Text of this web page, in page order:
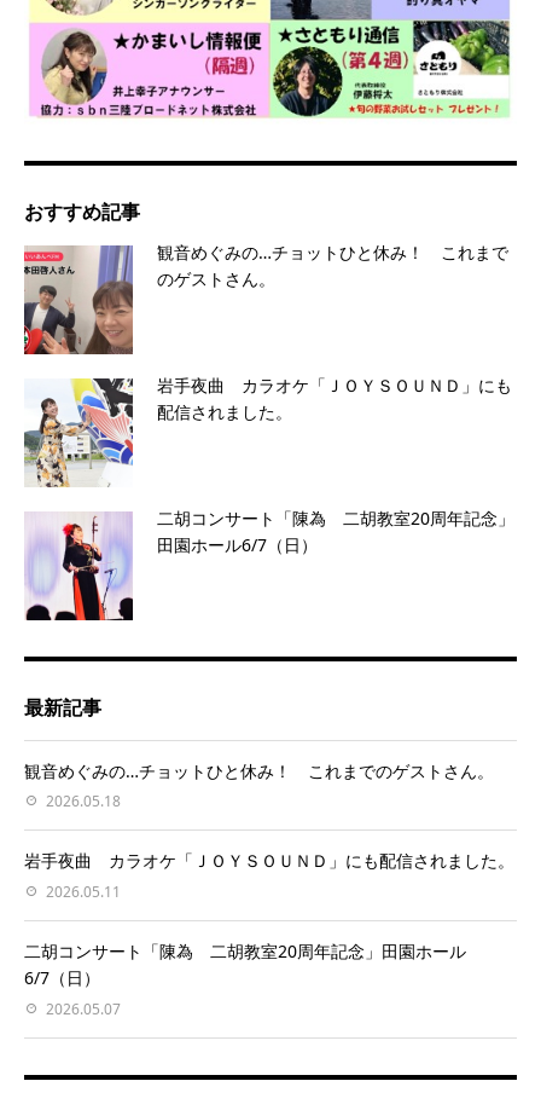
おすすめ記事
観音めぐみの…チョットひと休み！ これまで
のゲストさん。
岩手夜曲 カラオケ「ＪＯＹＳＯＵＮＤ」にも
配信されました。
二胡コンサート「陳為 二胡教室20周年記念」
田園ホール6/7（日）
最新記事
観音めぐみの…チョットひと休み！ これまでのゲストさん。
2026.05.18
岩手夜曲 カラオケ「ＪＯＹＳＯＵＮＤ」にも配信されました。
2026.05.11
二胡コンサート「陳為 二胡教室20周年記念」田園ホール
6/7（日）
2026.05.07